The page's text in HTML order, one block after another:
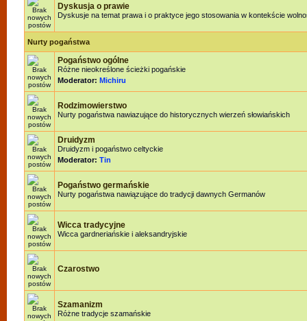
Dyskusja o prawie
Dyskusje na temat prawa i o praktyce jego stosowania w kontekście
Nurty pogaństwa
Pogaństwo ogólne
Różne nieokreślone ścieżki pogańskie
Moderator: Michiru
Rodzimowierstwo
Nurty pogaństwa nawiazujące do historycznych wierzeń słowiańskich
Druidyzm
Druidyzm i pogaństwo celtyckie
Moderator: Tin
Pogaństwo germańskie
Nurty pogaństwa nawiązujące do tradycji dawnych Germanów
Wicca tradycyjne
Wicca gardneriańskie i aleksandryjskie
Czarostwo
Szamanizm
Różne tradycje szamańskie